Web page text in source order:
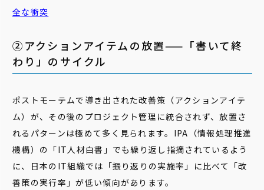
全な衝突
②アクションアイテムの放置——「書いて終
わり」のサイクル
ポストモーテムで導き出された改善策（アクションアイテ
ム）が、その後のプロジェクト管理に統合されず、放置さ
れるパターンは極めて多く見られます。IPA（情報処理推進
機構）の「IT人材白書」でも繰り返し指摘されているよう
に、日本のIT組織では「振り返りの実施率」に比べて「改
善策の実行率」が低い傾向があります。